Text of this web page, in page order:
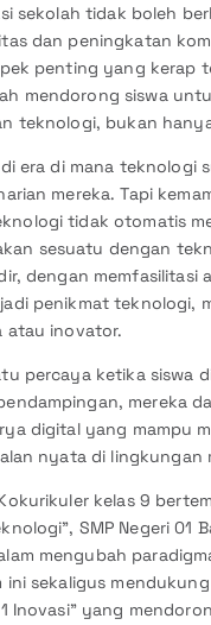
sekolah tidak boleh
dan peningkatan
penting yang kerap
mendorong siswa
teknologi, bukan
era di mana teknologi
mereka. Tapi
tidak otomatis
sesuatu dengan
dengan memfasilitasi
penikmat teknologi,
atau inovator.
percaya ketika siswa
mereka
digital yang mampu
nyata di lingkungan
kelas 9
SMP Negeri 01
mengubah
ini sekaligus
Inovasi” yang